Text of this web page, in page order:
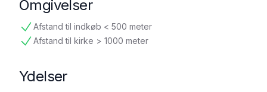
Omgivelser
Afstand til indkøb < 500 meter
tilgængelig
Afstand til kirke > 1000 meter
tilgængelig
Ydelser